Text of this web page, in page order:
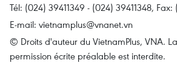
Tél: (024) 39411349 - (024) 39411348, Fax:
E-mail: vietnamplus@vnanet.vn
© Droits d'auteur du VietnamPlus, VNA.
permission écrite préalable est interdite.